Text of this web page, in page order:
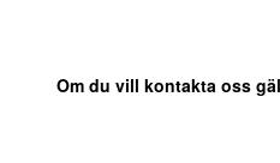
Om du vill kontakta oss